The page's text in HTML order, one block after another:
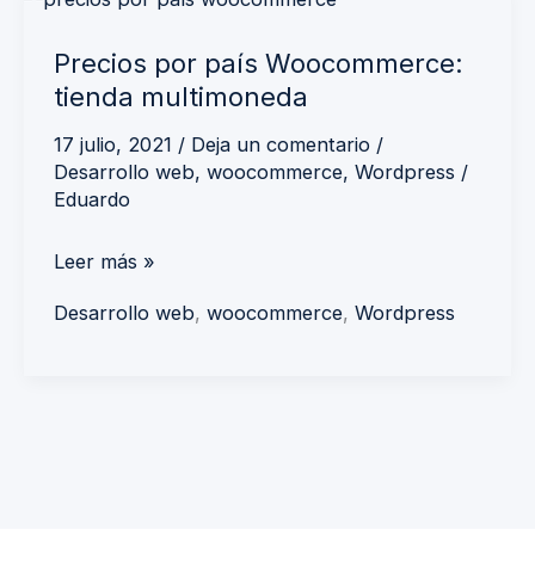
Precios por país Woocommerce:
tienda multimoneda
17 julio, 2021 / Deja un comentario /
Desarrollo web, woocommerce, Wordpress /
Eduardo
país
Woocommerce:
tienda
multimoneda
Leer más »
Desarrollo web, woocommerce, Wordpress